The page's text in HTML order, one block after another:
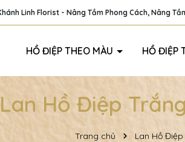
Linh Florist - Nâng Tầm Phong Cách, Nâng
HỒ ĐIỆP THEO MÀU HỒ ĐIỆP
Hồ Điệp
Trang chủ Lan Hồ Điệp